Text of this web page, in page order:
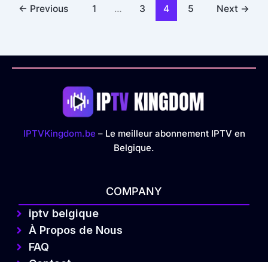
← Previous 1 … 3 4 5 Next →
IPTVKingdom.be – Le meilleur abonnement IPTV en
Belgique.
COMPANY
iptv belgique
À Propos de Nous
FAQ